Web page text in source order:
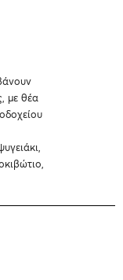
με θέα